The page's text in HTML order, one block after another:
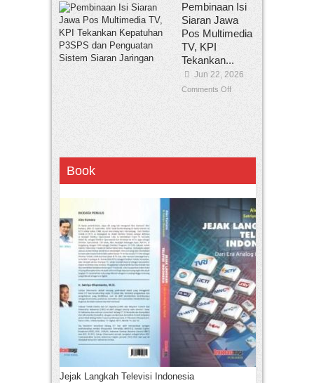
Pembinaan Isi
Siaran Jawa
Pos Multimedia
TV, KPI
Tekankan...
Jun 22, 2026
Comments Off
Book
Jejak Langkah Televisi Indonesia